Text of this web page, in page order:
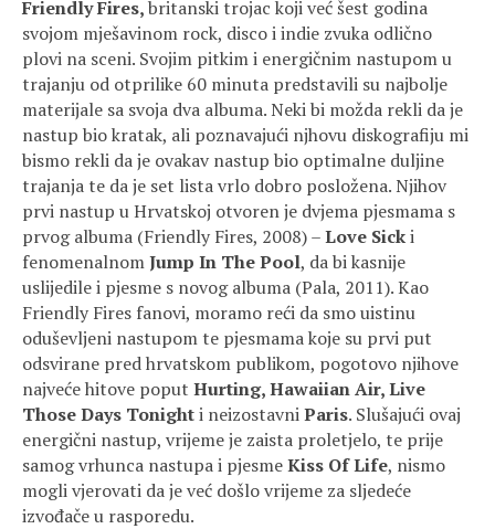
Friendly Fires,britanski trojac koji već šest godina
svojom mješavinom rock, disco i indie zvuka odlično
plovi na sceni. Svojim pitkim i energičnim nastupom u
trajanju od otprilike 60 minuta predstavili su najbolje
materijale sa svoja dva albuma. Neki bi možda rekli da je
nastup bio kratak, ali poznavajući njhovu diskografiju mi
bismo rekli da je ovakav nastup bio optimalne duljine
trajanja te da je set lista vrlo dobro posložena. Njihov
prvi nastup u Hrvatskoj otvoren je dvjema pjesmama s
prvog albuma (Friendly Fires, 2008) –Love Sicki
fenomenalnomJump In The Pool, da bi kasnije
uslijedile i pjesme s novog albuma (Pala, 2011). Kao
Friendly Fires fanovi, moramo reći da smo uistinu
oduševljeni nastupom te pjesmama koje su prvi put
odsvirane pred hrvatskom publikom, pogotovo njihove
najveće hitove poput Hurting, Hawaiian Air, Live
Those Days Tonighti neizostavniParis. Slušajući ovaj
energični nastup, vrijeme je zaista proletjelo, te prije
samog vrhunca nastupa i pjesmeKiss Of Life, nismo
mogli vjerovati da je već došlo vrijeme za sljedeće
izvođače u rasporedu.